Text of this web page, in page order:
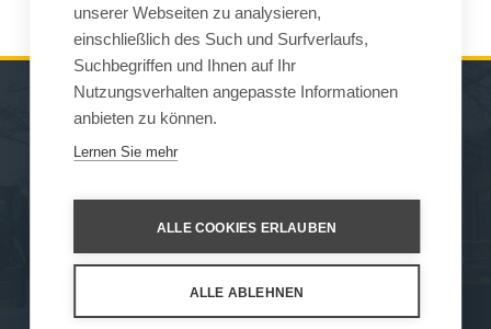
MASCHINEN
ARBEITSGERÄTE
WARTUNG UND
Privacy StatementPrivacy Policy
unserer Webseiten zu analysieren,
einschließlich des Such und Surfverlaufs,
Suchbegriffen und Ihnen auf Ihr
Nutzungsverhalten angepasste Informationen
anbieten zu können.
Lernen Sie mehr
ALLE COOKIES ERLAUBEN
ALLE ABLEHNEN